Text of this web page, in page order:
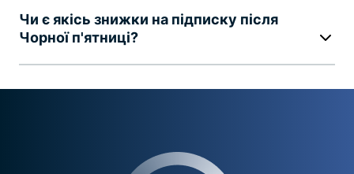
Чи є якісь знижки на підписку після
Чорної п'ятниці?